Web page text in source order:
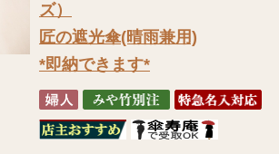
ズ）
匠の遮光傘(晴雨兼用)
*即納できます*